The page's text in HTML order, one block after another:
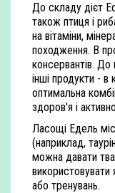
До складу дієт
також птиця і
на вітаміни,
походження. В
консервантів.
інші продукти - в
оптимальна
здоров'я і
Ласощі Едель
(наприклад,
можна давати
використовувати
або тренувань.